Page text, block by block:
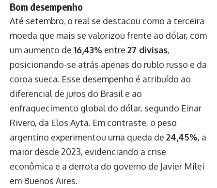
Bom desempenho
Até setembro, o real se destacou como a terceira
moeda que mais se valorizou frente ao dólar, com
um aumento de 16,43% entre 27 divisas,
posicionando-se atrás apenas do rublo russo e da
coroa sueca. Esse desempenho é atribuído ao
diferencial de juros do Brasil e ao
enfraquecimento global do dólar, segundo Einar
Rivero, da Elos Ayta. Em contraste, o peso
argentino experimentou uma queda de 24,45%, a
maior desde 2023, evidenciando a crise
econômica e a derrota do governo de Javier Milei
em Buenos Aires.